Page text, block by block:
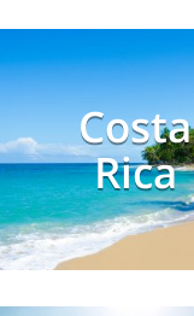
Costa
Rica